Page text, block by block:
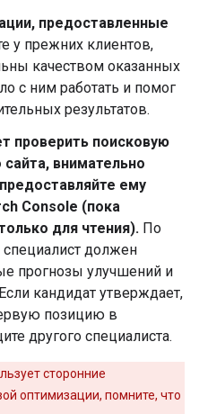
предоставленные
у прежних клиентов,
качеством оказанных
с ним работать и помог
результатов.
проверить поисковую
внимательно
ему
Console (пока
для чтения). По
специалист должен
прогнозы улучшений и
кандидат утверждает,
позицию в
другого специалиста.
сторонние
оптимизации, помните, что